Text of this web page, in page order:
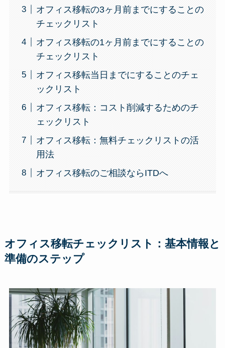
オフィス移転の3ヶ月前までにすることの
チェックリスト
オフィス移転の1ヶ月前までにすることの
チェックリスト
オフィス移転当日までにすることのチェ
ックリスト
オフィス移転：コスト削減するためのチ
ェックリスト
オフィス移転：無料チェックリストの活
用法
オフィス移転のご相談ならITDへ
オフィス移転チェックリスト：基本情報と
準備のステップ